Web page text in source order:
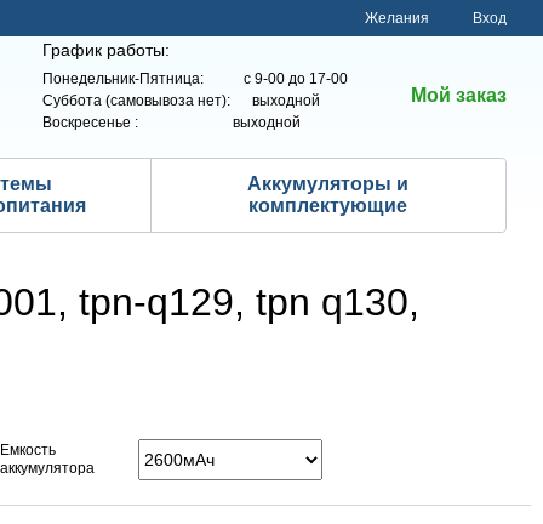
Желания Вход
График работы:
Понедельник-Пятница: с 9-00 до 17-00
Суббота (самовывоза нет): выходной
Воскресенье : выходной
Мой заказ
Аккумуляторы и
комплектующие
tpn-q129, tpn q130,
Емкость
аккумулятора